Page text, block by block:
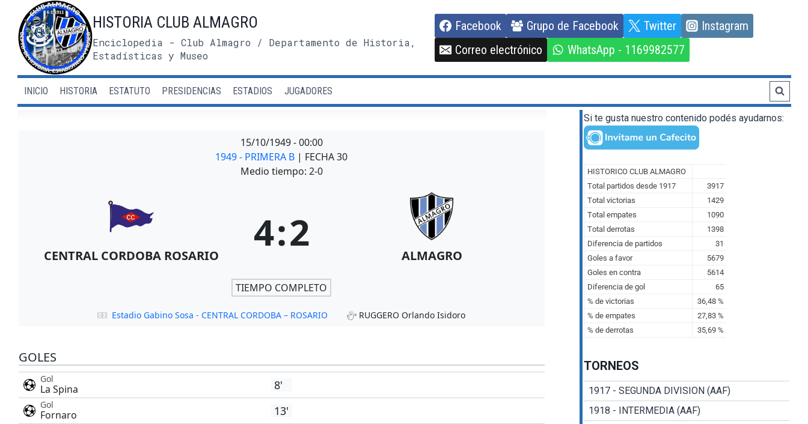
contenido
HISTORIA CLUB ALMAGRO
Enciclopedia - Club Almagro / Departamento de Historia,
Estadísticas y Museo
Facebook Grupo de Facebook Twitter
Instagram
Correo electrónico
WhatsApp - 1169982577
INICIO HISTORIA ESTATUTO PRESIDENCIAS ESTADIOS JUGADORES
15/10/1949-00:00
1949 - PRIMERA B | FECHA 30
Medio tiempo: 2-0
CENTRAL CORDOBA ROSARIO 4:2 ALMAGRO
TIEMPO COMPLETO
Estadio Gabino Sosa - CENTRAL CORDOBA – ROSARIO RUGGERO Orlando Isidoro
GOLES
Gol
La Spina 8'
Gol
Fornaro 13'
Si te gusta nuestro contenido podés ayudarnos:
TORNEOS
1917 - SEGUNDA DIVISION (AAF)
1918 - INTERMEDIA (AAF)